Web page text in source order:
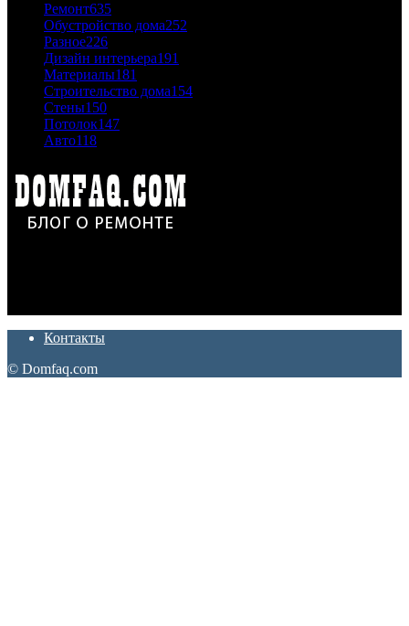
Ремонт635
Обустройство дома252
Разное226
Дизайн интерьера191
Материалы181
Строительство дома154
Стены150
Потолок147
Авто118
Контакты
© Domfaq.com